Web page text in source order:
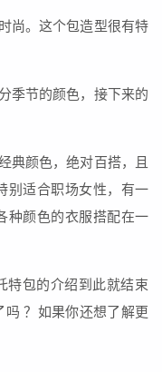
尚。这个包造型很有特
季节的颜色，接下来的
典颜色，绝对百搭，且
别适合职场女性，有一
种颜色的衣服搭配在一
包的介绍到此就结束
？如果你还想了解更